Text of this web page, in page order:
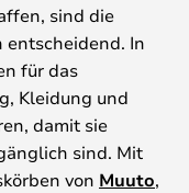
sind die
In
für das
Kleidung und
damit sie
sind. Mit
von Muuto,